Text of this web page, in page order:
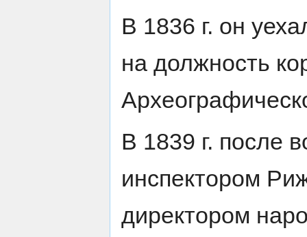
В 1836 г. он
на должность
В 1839 г. после
инспектором
директором